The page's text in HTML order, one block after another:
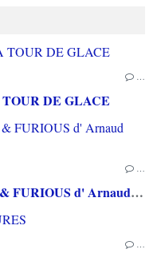
…
DE GLACE
…
[REVUE LIVRE CINEMA] FAST & FURIOUS d' Arnaud BRIAND aux éditions CASA
…